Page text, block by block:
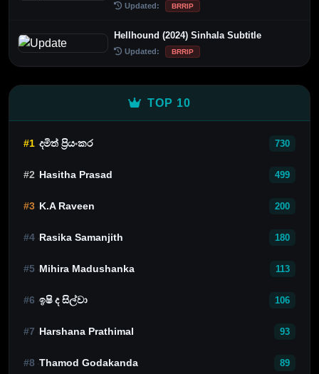
Updated: BRRIP
Hellhound (2024) Sinhala Subtitle
Updated: BRRIP
TOP 10
#1 දමිත් ප්‍රියංකර 730
#2 Hasitha Prasad 499
#3 K.A Raveen 200
#4 Rasika Samanjith 180
#5 Mihira Madushanka 113
#6 ඉෂි ද සිල්වා 106
#7 Harshana Prathimal 93
#8 Thamod Godakanda 89